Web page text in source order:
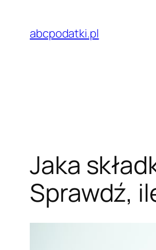
treści
abcpodatki.pl
Jaka
Sprawdź,